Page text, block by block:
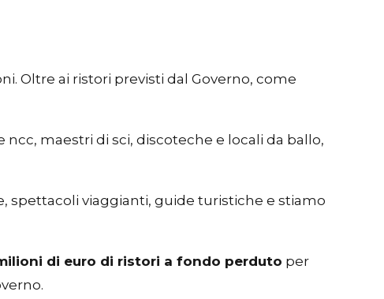
Oltre ai ristori previsti dal Governo, come
maestri di sci, discoteche e locali da ballo,
spettacoli viaggianti, guide turistiche e stiamo
di euro di ristori a fondo perduto per